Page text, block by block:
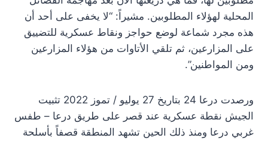
المحلية لهؤلاء المطلوبين. مشيراً: “لا يخفى على أحد أن
هذه مجرد شماعة لوضع حواجز ونقاط عسكرية للتضييق
على المزارعين، ثم تلقي الأتاوات من هؤلاء المزارعين
ومن المواطنين”.
ورصدت درعا 24 بتاريخ 27 يوليو / تموز 2022 تثبيت
الجيش نقطة عسكرية عند قصر على طريق درعا – طفس
غربي درعا ومنذ ذلك الحين تشهد المنطقة قصفاً بأسلحة